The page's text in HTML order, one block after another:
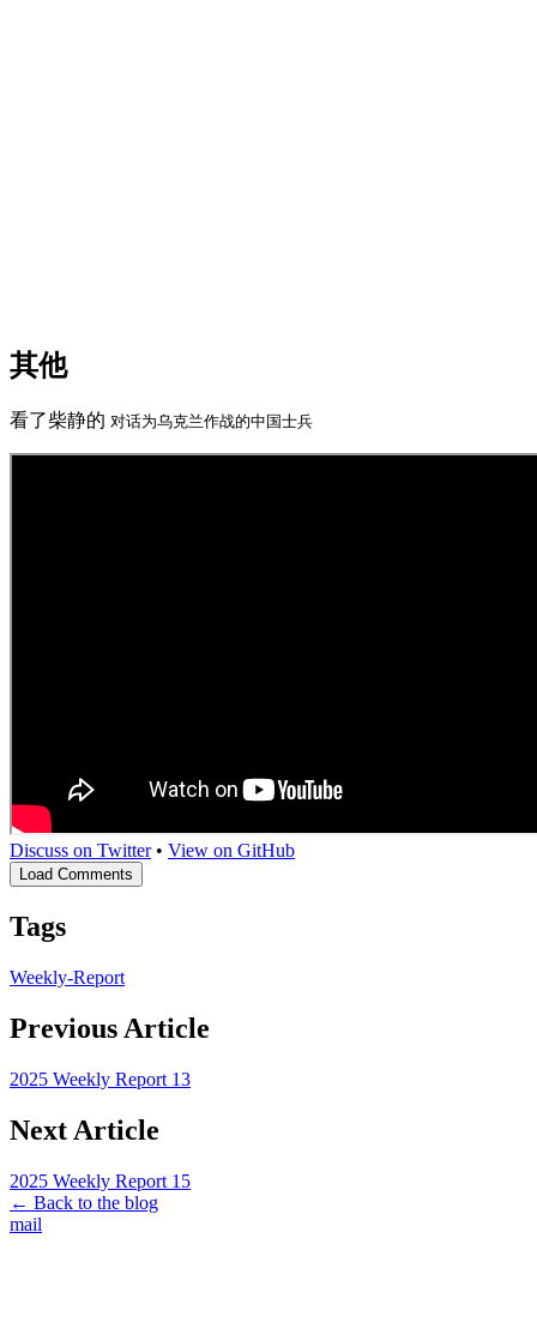
其他
看了柴静的 对话为乌克兰作战的中国士兵
Discuss on Twitter• View on GitHub
Load Comments
Tags
Weekly-Report
Previous Article
2025 Weekly Report 13
Next Article
2025 Weekly Report 15
← Back to the blog
mail